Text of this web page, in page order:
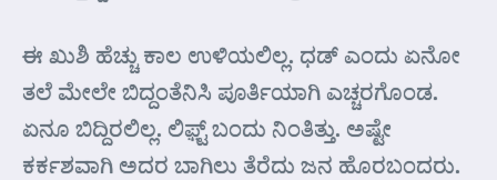
ಈ ಖುಶಿ ಹೆಚ್ಚು ಕಾಲ ಉಳಿಯಲಿಲ್ಲ. ಧಡ್ ಎಂದು ಏನೋ
ತಲೆ ಮೇಲೇ ಬಿದ್ದಂತೆನಿಸಿ ಪೂರ್ತಿಯಾಗಿ ಎಚ್ಚರಗೊಂಡ.
ಏನೂ ಬಿದ್ದಿರಲಿಲ್ಲ. ಲಿಫ಼್ಟ್ ಬಂದು ನಿಂತಿತ್ತು. ಅಷ್ಟೇ
ಕರ್ಕಶವಾಗಿ ಅದರ ಬಾಗಿಲು ತೆರೆದು ಜನ ಹೊರಬಂದರು.